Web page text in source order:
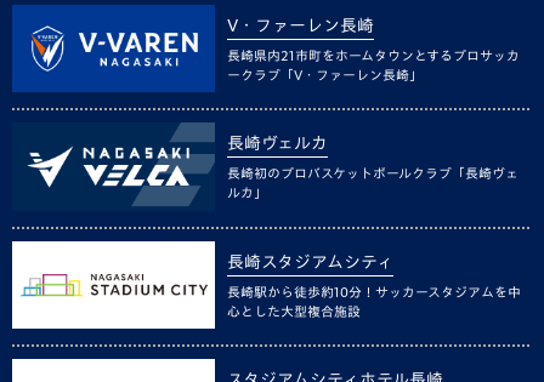
V・ファーレン長崎
長崎県内21市町をホームタウンとするプロサッカ
ークラブ「V・ファーレン長崎」
長崎ヴェルカ
長崎初のプロバスケットボールクラブ「長崎ヴェ
ルカ」
長崎スタジアムシティ
長崎駅から徒歩約10分！サッカースタジアムを中
心とした大型複合施設